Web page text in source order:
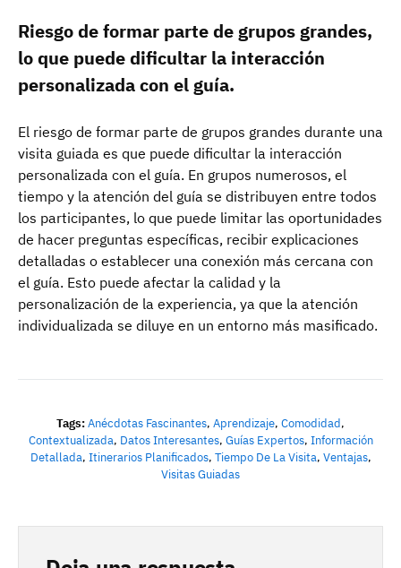
Riesgo de formar parte de grupos grandes,
lo que puede dificultar la interacción
personalizada con el guía.
El riesgo de formar parte de grupos grandes durante una
visita guiada es que puede dificultar la interacción
personalizada con el guía. En grupos numerosos, el
tiempo y la atención del guía se distribuyen entre todos
los participantes, lo que puede limitar las oportunidades
de hacer preguntas específicas, recibir explicaciones
detalladas o establecer una conexión más cercana con
el guía. Esto puede afectar la calidad y la
personalización de la experiencia, ya que la atención
individualizada se diluye en un entorno más masificado.
Tags:Anécdotas Fascinantes, Aprendizaje, Comodidad,
Contextualizada, Datos Interesantes, Guías Expertos, Información
Detallada, Itinerarios Planificados, Tiempo De La Visita, Ventajas,
Visitas Guiadas